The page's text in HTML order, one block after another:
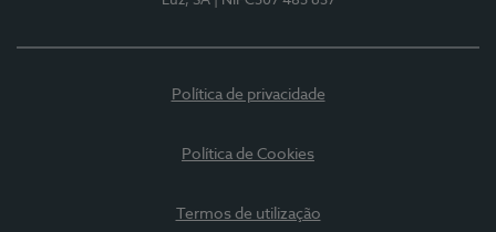
Política de privacidade
Política de Cookies
Termos de utilização